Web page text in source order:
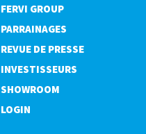
FERVI GROUP
PARRAINAGES
REVUE DE PRESSE
INVESTISSEURS
SHOWROOM
LOGIN